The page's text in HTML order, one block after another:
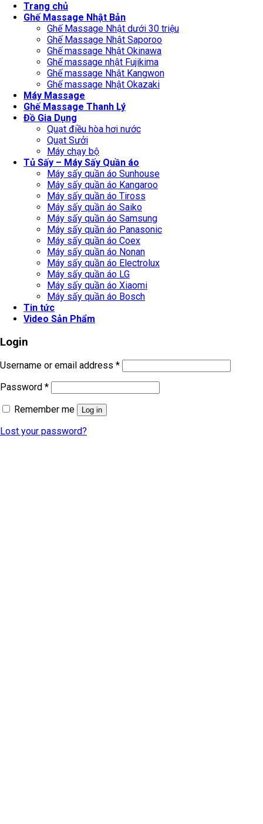
Trang chủ
Ghế Massage Nhật Bản
Ghế Massage Nhật dưới 30 triệu
Ghế Massage Nhật Saporoo
Ghế massage Nhật Okinawa
Ghế massage nhật Fujikima
Ghế massage Nhật Kangwon
Ghế massage Nhật Okazaki
Máy Massage
Ghế Massage Thanh Lý
Đồ Gia Dụng
Quạt điều hòa hơi nước
Quạt Sưởi
Máy chạy bộ
Tủ Sấy – Máy Sấy Quần áo
Máy sấy quần áo Sunhouse
Máy sấy quần áo Kangaroo
Máy sấy quần áo Tiross
Máy sấy quần áo Saiko
Máy sấy quần áo Samsung
Máy sấy quần áo Panasonic
Máy sấy quần áo Coex
Máy sấy quần áo Nonan
Máy sấy quần áo Electrolux
Máy sấy quần áo LG
Máy sấy quần áo Xiaomi
Máy sấy quần áo Bosch
Tin tức
Video Sản Phẩm
Login
Username or email address *
Password *
Remember me
Log in
Lost your password?